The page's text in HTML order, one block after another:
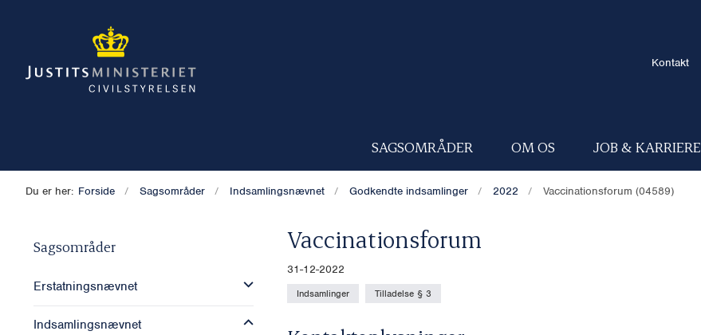
Kontakt
SAGSOMRÅDER OM OS JOB & KARRIERE
Du er her: Forside Sagsområder Indsamlingsnævnet Godkendte indsamlinger 2022 Vaccinationsforum (04589)
Sagsområder
Erstatningsnævnet
Indsamlingsnævnet
Vaccinationsforum
31-12-2022
Indsamlinger Tilladelse § 3